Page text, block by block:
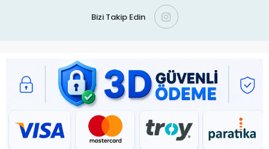
Bizi Takip Edin